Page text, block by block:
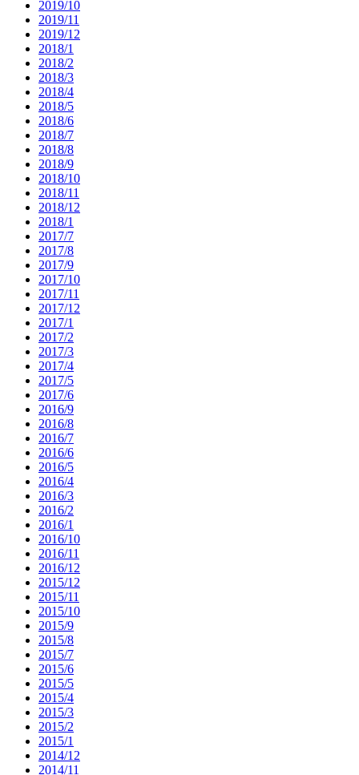
2019/10
2019/11
2019/12
2018/1
2018/2
2018/3
2018/4
2018/5
2018/6
2018/7
2018/8
2018/9
2018/10
2018/11
2018/12
2018/1
2017/7
2017/8
2017/9
2017/10
2017/11
2017/12
2017/1
2017/2
2017/3
2017/4
2017/5
2017/6
2016/9
2016/8
2016/7
2016/6
2016/5
2016/4
2016/3
2016/2
2016/1
2016/10
2016/11
2016/12
2015/12
2015/11
2015/10
2015/9
2015/8
2015/7
2015/6
2015/5
2015/4
2015/3
2015/2
2015/1
2014/12
2014/11